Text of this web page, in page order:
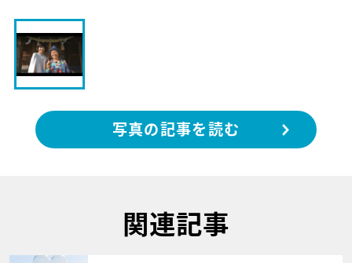
写真の記事を読む
関連記事